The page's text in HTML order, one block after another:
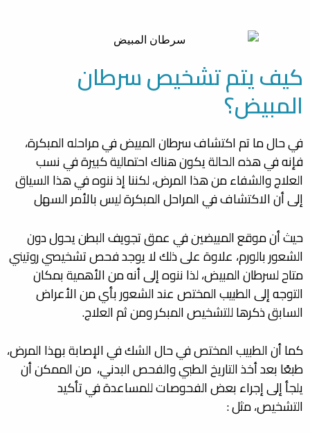
كيف يتم تشخيص سرطان
المبيض؟
في حال ما تم اكتشاف سرطان المبيض في مراحله المبكرة،
فإنه في هذه الحالة يكون هناك احتمالية كبيرة في نسب
العلاج والشفاء من هذا المرض، لكننا إذ ننوه في هذا السياق
إلى أن الاكتشاف في المراحل المبكرة ليس بالأمر السهل
حيث أن موقع المبيضين في عمق تجويف البطن يحول دون
الشعور بالورم، علاوة على ذلك لا يوجد فحص تشخيصي روتيني
متاح لسرطان المبيض، لذا ننوه إلى أنه من الأهمية بمكان
التوجه إلى الطبيب المختص عند الشعور بأي من الأعراض
السابق ذكرها للتشخيص المبكر ومن ثم العلاج.
كما أن الطبيب المختص في حال الشك في الإصابة بهذا المرض،
طبعًا بعد أخذ التاريخ الطبي والفحص البدني، من الممكن أن
يلجأ إلى إجراء بعض الفحوصات للمساعدة في تأكيد
التشخيص، مثل :